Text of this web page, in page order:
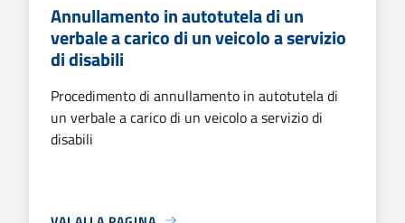
Annullamento in autotutela di un
verbale a carico di un veicolo a servizio
di disabili
Procedimento di annullamento in autotutela di
un verbale a carico di un veicolo a servizio di
disabili